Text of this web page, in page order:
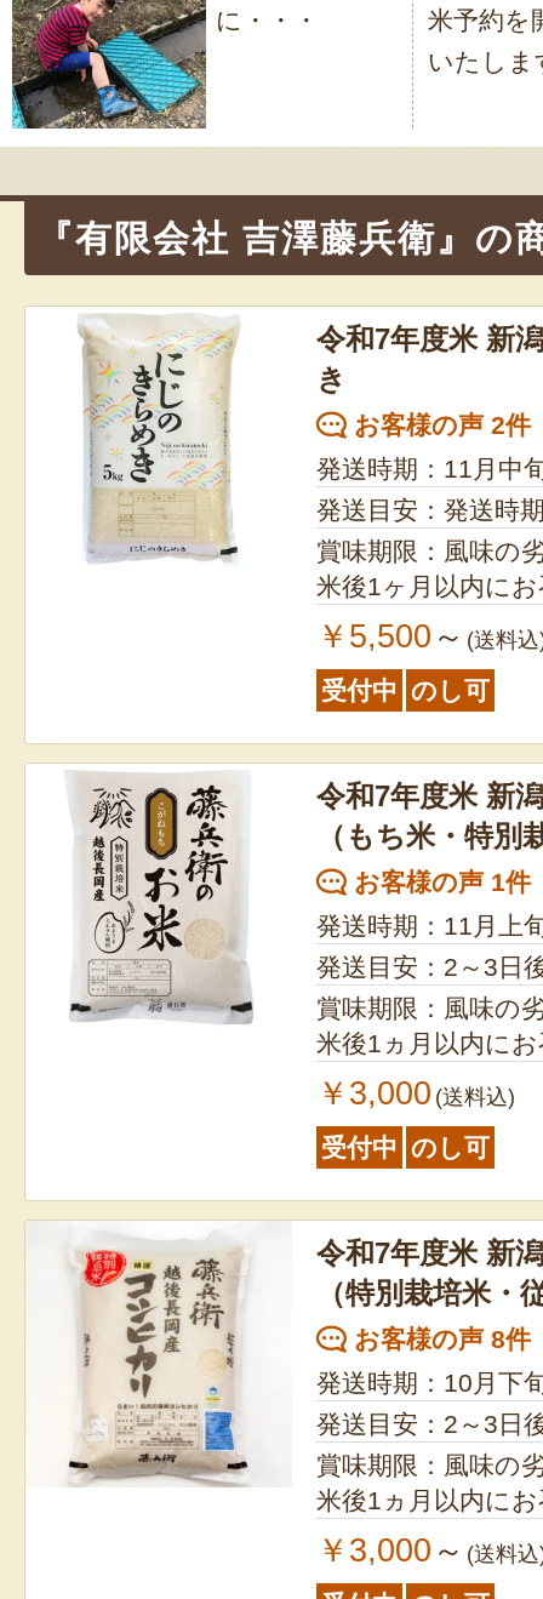
ナ
ビ
ゲ
ョ
ン
に・・・
米予約を
いたしま
『有限会社 吉澤藤兵衛』の
令和7年度米 新
き
お客様の声 2件
発送時期：11月中
発送目安：発送時
賞味期限：風味の
米後1ヶ月以内に
￥5,500 ～ (送料
受付中 のし可
令和7年度米 新
（もち米・特別
お客様の声 1件
発送時期：11月上
発送目安：2～3日
賞味期限：風味の
米後1ヵ月以内に
￥3,000 (送料込)
受付中 のし可
令和7年度米 新
（特別栽培米・
お客様の声 8件
発送時期：10月下
発送目安：2～3日
賞味期限：風味の
米後1ヵ月以内に
￥3,000 ～ (送料